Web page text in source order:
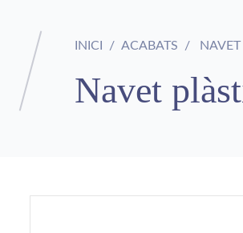
INICI ACABATS NAVET
Navet